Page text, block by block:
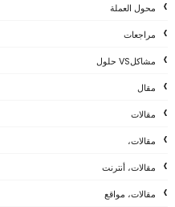
محول العملة
مراجعات
مشاكلVS حلول
مقال
مقالات
مقالات،
مقالات، أنترنت
مقالات، مواقع